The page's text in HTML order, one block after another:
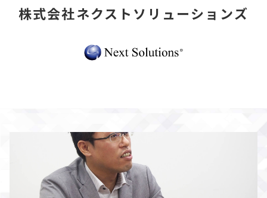
株式会社ネクストソリューションズ